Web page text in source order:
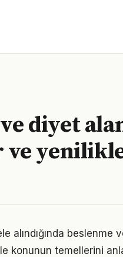
diyet
ve
alındığında beslenme
konunun temellerini